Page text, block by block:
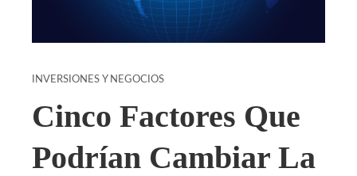
INVERSIONES Y NEGOCIOS
Cinco Factores Que
Podrían Cambiar La